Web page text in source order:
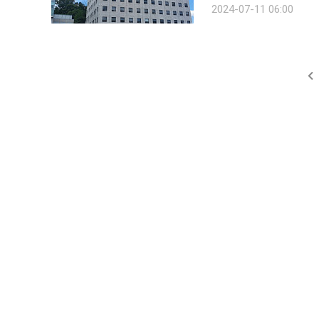
으로 논·서술형 평가를 통
2024-07-11 06:00